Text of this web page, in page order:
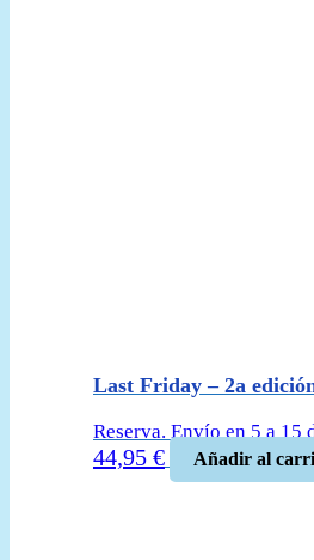
Last Friday – 2a
Reserva. Envío en 5 a 15
El
44,95 €El
precio
Añadir al